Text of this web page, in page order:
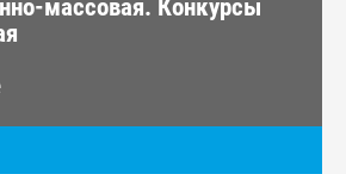
массовая. Конкурсы